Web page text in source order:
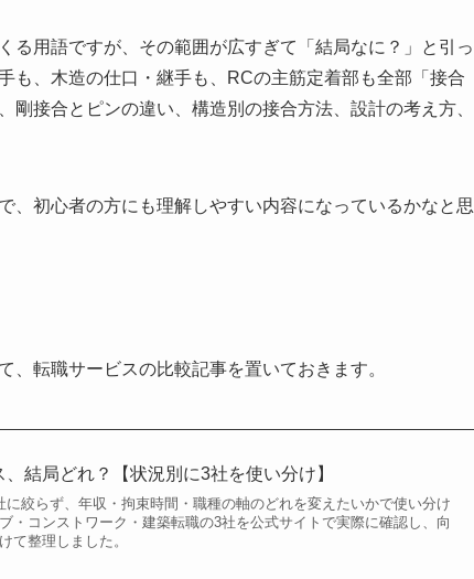
る用語ですが、その範囲が広すぎて「結局なに？」と引っ
も、木造の仕口・継手も、RCの主筋定着部も全部「接合
接合とピンの違い、構造別の接合方法、設計の考え方、
、初心者の方にも理解しやすい内容になっているかなと思
、転職サービスの比較記事を置いておきます。
結局どれ？【状況別に3社を使い分け】
絞らず、年収・拘束時間・職種の軸のどれを変えたいかで使い分け
・コンストワーク・建築転職の3社を公式サイトで実際に確認し、向
て整理しました。